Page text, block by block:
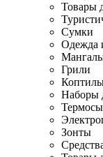
Товары
Сумки
Одежда
Грили
Наборы
Термосы
Зонты